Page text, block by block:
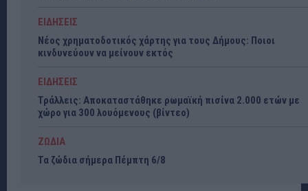
ΕΙΔΗΣΕΙΣ
Νέος χρηματοδοτικός χάρτης για τους Δήμους: Ποιοι
κινδυνεύουν να μείνουν εκτός
ΕΙΔΗΣΕΙΣ
Τράλλεις: Αποκαταστάθηκε ρωμαϊκή πισίνα 2.000 ετών με
χώρο για 300 λουόμενους (βίντεο)
ΖΩΔΙΑ
Τα ζώδια σήμερα Πέμπτη 6/8